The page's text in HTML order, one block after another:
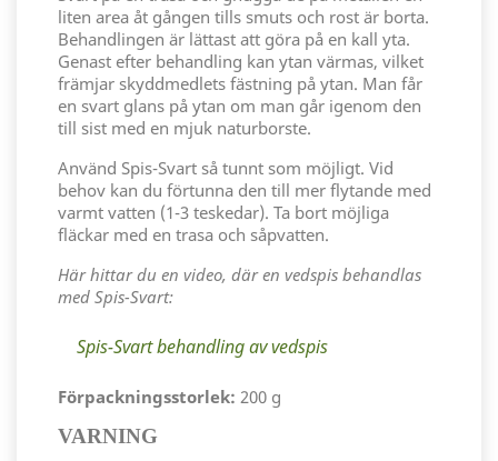
liten area åt gången tills smuts och rost är borta.
Behandlingen är lättast att göra på en kall yta.
Genast efter behandling kan ytan värmas, vilket
främjar skyddmedlets fästning på ytan. Man får
en svart glans på ytan om man går igenom den
till sist med en mjuk naturborste.
Använd Spis-Svart så tunnt som möjligt. Vid
behov kan du förtunna den till mer flytande med
varmt vatten (1-3 teskedar). Ta bort möjliga
fläckar med en trasa och såpvatten.
Här hittar du en video, där en vedspis behandlas
med Spis-Svart:
Spis-Svart behandling av vedspis
Förpackningsstorlek: 200 g
VARNING